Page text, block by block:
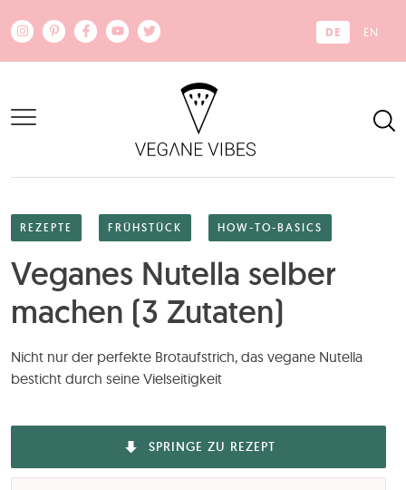
DE EN
REZEPTE FRÜHSTÜCK HOW-TO-BASICS
Veganes Nutella selber
machen (3 Zutaten)
Nicht nur der perfekte Brotaufstrich, das vegane Nutella
besticht durch seine Vielseitigkeit
SPRINGE ZU REZEPT